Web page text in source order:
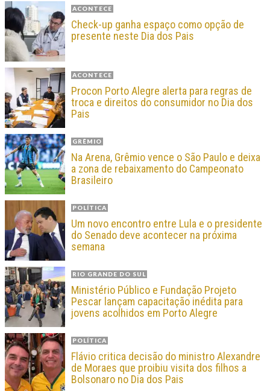
ACONTECE
Check-up ganha espaço como opção de
presente neste Dia dos Pais
ACONTECE
Procon Porto Alegre alerta para regras de
troca e direitos do consumidor no Dia dos
Pais
GRÊMIO
Na Arena, Grêmio vence o São Paulo e deixa
a zona de rebaixamento do Campeonato
Brasileiro
POLÍTICA
Um novo encontro entre Lula e o presidente
do Senado deve acontecer na próxima
semana
RIO GRANDE DO SUL
Ministério Público e Fundação Projeto
Pescar lançam capacitação inédita para
jovens acolhidos em Porto Alegre
POLÍTICA
Flávio critica decisão do ministro Alexandre
de Moraes que proibiu visita dos filhos a
Bolsonaro no Dia dos Pais